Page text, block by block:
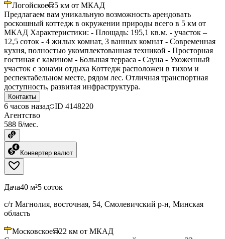
Логойское 5 км от МКАД
Предлагаем вам уникальную возможность арендовать
роскошный коттедж в окружении природы всего в 5 км от
МКАД Характеристики: - Площадь: 195,1 кв.м. - участок –
12,5 соток - 4 жилых комнат, 3 ванных комнат - Современная
кухня, полностью укомплектованная техникой - Просторная
гостиная с камином - Большая терраса - Сауна - Ухоженный
участок с зонами отдыха Коттедж расположен в тихом и
респектабельном месте, рядом лес. Отличная транспортная
доступность, развитая инфраструктура.
Контакты
6 часов назад ID 4148220
Агентство
588 ƃ/мес.
Конвертер валют
Дача40 м²5 соток
с/т Магнолия, восточная, 54, Смолевичский р-н, Минская
область
Московское 22 км от МКАД